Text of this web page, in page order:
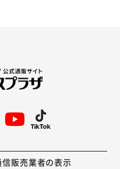
販売業者の表示